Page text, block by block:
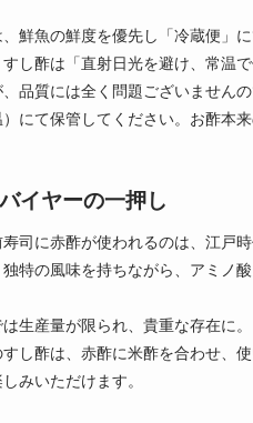
鮮魚の鮮度を優先し「冷蔵便」に
し酢は「直射日光を避け、常温
、品質には全く問題ございません
）にて保管してください。お酢本
イヤーの一押し
司に赤酢が使われるのは、江戸
独特の風味を持ちながら、アミノ
生産量が限られ、貴重な存在に。
し酢は、赤酢に米酢を合わせ、
みいただけます。